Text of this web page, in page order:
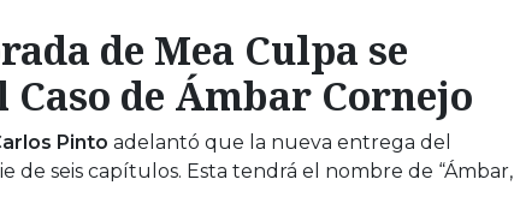
de Mea Culpa se
Caso de Ámbar Cornejo
Pinto adelantó que la nueva entrega del
de seis capítulos. Esta tendrá el nombre de “Ámbar,